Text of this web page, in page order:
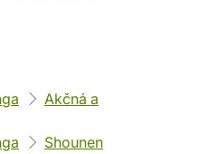
Akčná a
Shounen